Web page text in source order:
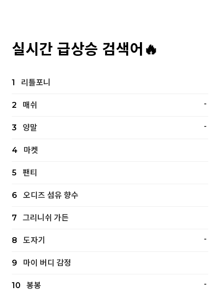
실시간 급상승 검색어🔥
1 리틀포니
2 매쉬 -
3 양말 -
4 마켓
5 팬티
6 오디즈 섬유 향수
7 그리니쉬 가든
8 도자기 -
9 마이 버디 감정
10 봉봉 -